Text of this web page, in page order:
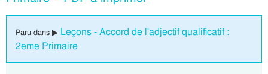
Paru dans ▶ Leçons - Accord de l'adjectif qualificatif :
2eme Primaire